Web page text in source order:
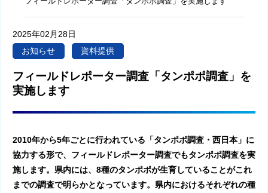
2025年02月28日
お知らせ
資料提供
フィールドレポーター調査「タンポポ調査」を
実施します
2010年から5年ごとに行われている「タンポポ調査・西日本」に
協力する形で、フィールドレポーター調査でもタンポポ調査を実
施します。県内には、 8種のタンポポが生育していることがこれ
までの調査で明らかとなっています。県内におけるそれぞれの種